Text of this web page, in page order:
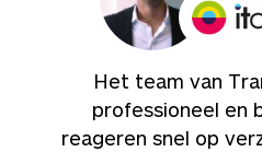
Het team van
professioneel en
reageren snel op